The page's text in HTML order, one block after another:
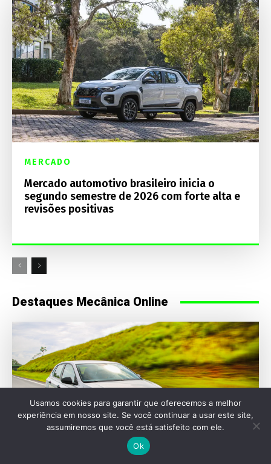
MERCADO
Mercado automotivo brasileiro inicia o
segundo semestre de 2026 com forte alta e
revisões positivas
Destaques Mecânica Online
Usamos cookies para garantir que oferecemos a melhor
experiência em nosso site. Se você continuar a usar este site,
assumiremos que você está satisfeito com ele.
Ok